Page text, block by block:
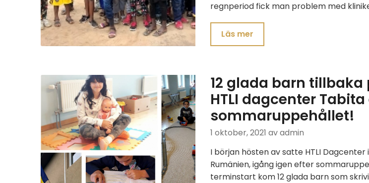
regnperiod fick man problem med
Läs mer
12 glada barn tillbaka
HTLI dagcenter
sommaruppehållet!
1 oktober, 2021 av admin
I början hösten av satte HTLI Dagcenter
Rumänien, igång igen efter
terminstart kom 12 glada barn som